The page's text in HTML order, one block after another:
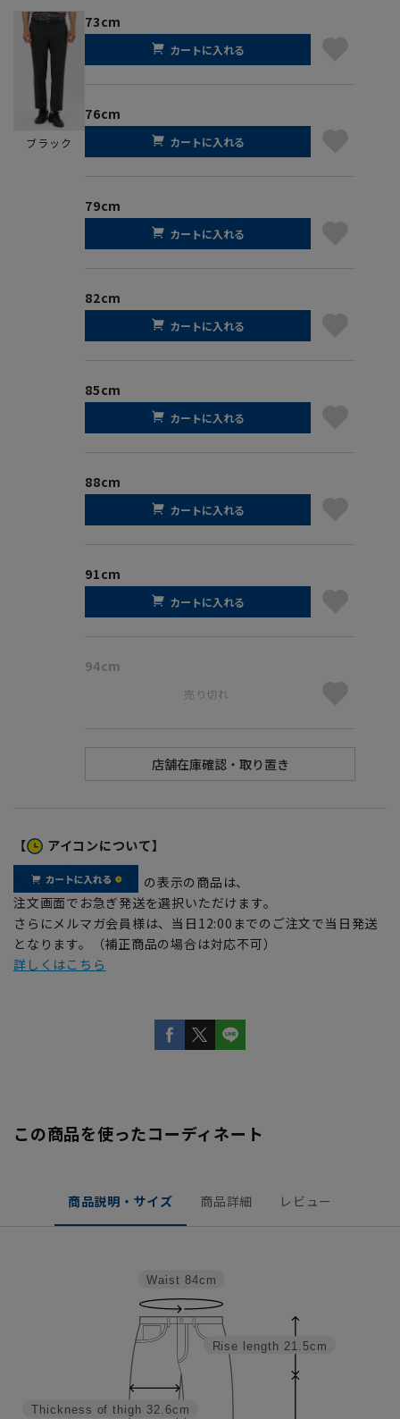
ブラック
73cm
カートに入れる
76cm
カートに入れる
79cm
カートに入れる
82cm
カートに入れる
85cm
カートに入れる
88cm
カートに入れる
91cm
カートに入れる
94cm
売り切れ
【 アイコンについて】
の表示の商品は、
注文画面でお急ぎ発送を選択いただけます。
さらにメルマガ会員様は、当日12:00までのご注文で当日発送
となります。（補正商品の場合は対応不可）
詳しくはこちら
この商品を使ったコーディネート
商品説明・サイズ 商品詳細 レビュー
Rise length 21.5cm
Thickness of thigh 32.6cm
Waist 84cm